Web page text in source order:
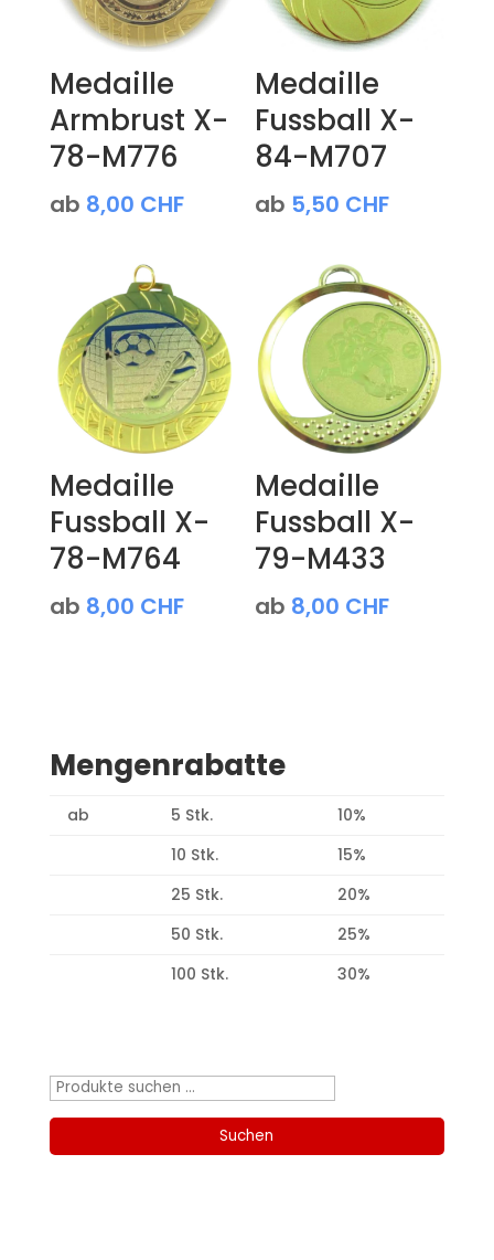
Medaille
Armbrust X-
78-M776
ab 8,00 CHF
Medaille
Fussball X-
84-M707
ab 5,50 CHF
Medaille
Fussball X-
78-M764
ab 8,00 CHF
Medaille
Fussball X-
79-M433
ab 8,00 CHF
Mengenrabatte
ab 5 Stk.
10%
10 Stk.
15%
25 Stk.
20%
50 Stk.
25%
100 Stk.
30%
Suchen
Suchen